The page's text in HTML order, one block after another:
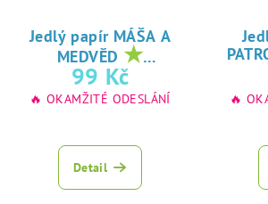
Jedlý papír MÁŠA A
MEDVĚD ★
oblíbený tisk na
jedlý papír
99 Kč
🔥 OKAMŽITÉ ODESLÁNÍ
Detail
🔥